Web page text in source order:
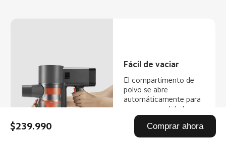
$239.990 Comprar ahora
Fácil de vaciar
El compartimento de
polvo se abre
automáticamente para
mayor comodidad,
manteniendo tus manos
siempre limpias.